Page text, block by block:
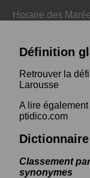
Horaire des
Définition
Retrouver la
Larousse
A lire
ptidico.com
Classement
synonymes